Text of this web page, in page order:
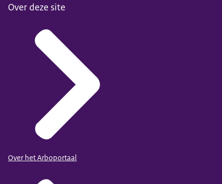
Over deze site
Over het Arboportaal